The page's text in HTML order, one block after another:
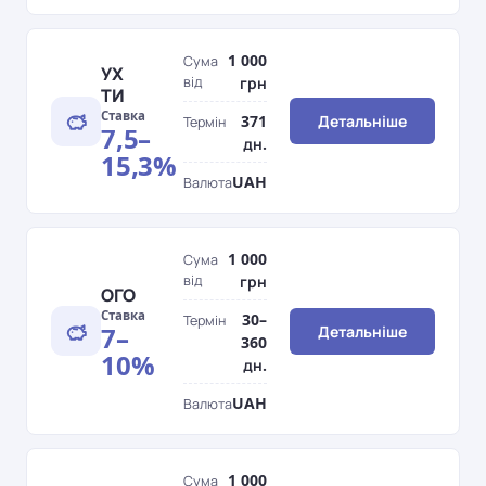
УХ
ТИ
Ставка
7,5–
15,3%
Сума
від
1 000
грн
Термін
371
дн.
ВалютаUAH
Детальніше
ОГО
Ставка
7–
10%
Сума
від
1 000
грн
Термін
30–
360
дн.
ВалютаUAH
Детальніше
Сума 1 000